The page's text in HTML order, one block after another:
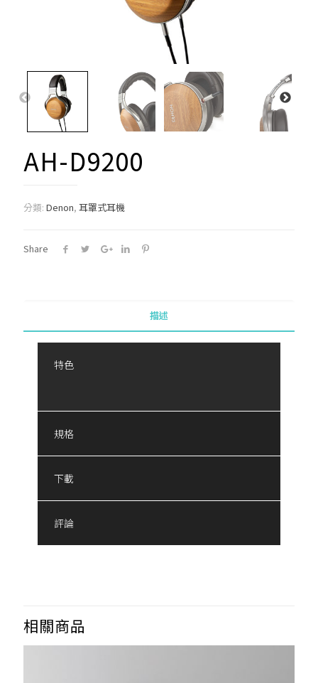
AH-D9200
分類: Denon, 耳罩式耳機
Share
描述
特色
規格
下載
評論
相關商品